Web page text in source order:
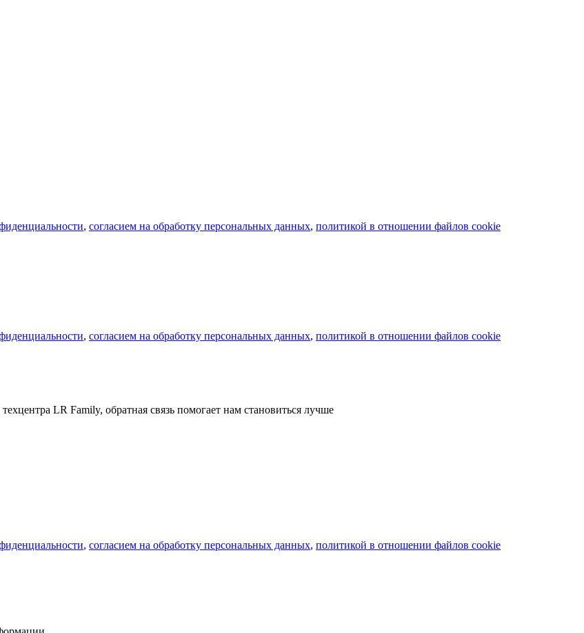
, согласием на обработку персональных данных, политикой в отношении файлов cookie
, согласием на обработку персональных данных, политикой в отношении файлов cookie
LR Family, обратная связь помогает нам становиться лучше
, согласием на обработку персональных данных, политикой в отношении файлов cookie